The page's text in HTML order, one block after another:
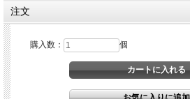
商品説明
アンゴラの地から産出された、希少なスノーホワ
ざれです。
純粋無垢なホワイトカラーが特徴で、空間や心を
を演出してくれます。
注文
購入数： 個